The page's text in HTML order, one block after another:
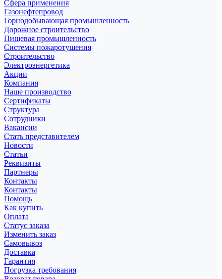
Сфера применения
Газонефтепровод
Горнодобывающая промышленность
Дорожное строительство
Пищевая промышленность
Системы пожаротушения
Строительство
Электроэнергетика
Акции
Компания
Наше производство
Сертификаты
Структура
Сотрудники
Вакансии
Стать представителем
Новости
Статьи
Реквизиты
Партнеры
Контакты
Контакты
Помощь
Как купить
Оплата
Статус заказа
Изменить заказ
Самовывоз
Доставка
Гарантия
Погрузка требования